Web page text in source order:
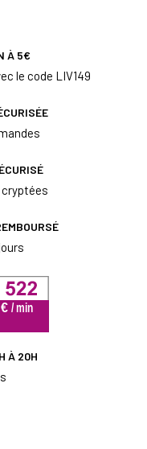
À 5€
le code LIV149
À 20H